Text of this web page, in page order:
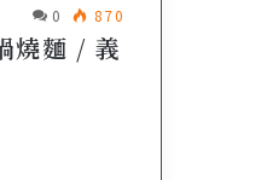
0 870
燒麵 / 義